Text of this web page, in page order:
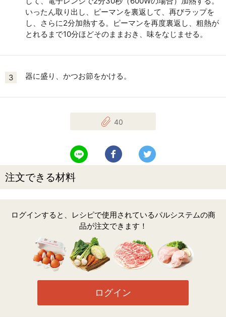
いったん取り出し、ピーマンを裏返して、再びラップを
し、さらに2分加熱する。ピーマンを再度裏返し、粗熱が
とれるまで10分ほどそのままおき、味をなじませる。
3 器に盛り、かつお節をかける。
40
LINEで送る Facebookでシェアする
注文できる材料
ログインすると、レシピで使用されているパルシステムの商
品が注文できます！
ログイン